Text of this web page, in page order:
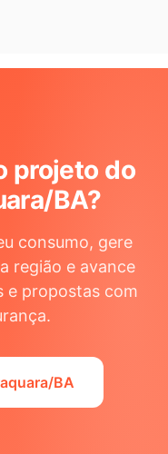
projeto do
BA?
consumo, gere
região e avance
e propostas com
BA